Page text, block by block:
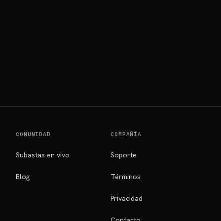
COMUNIDAD
Subastas en vivo
Blog
COMPAÑÍA
Soporte
Términos
Privacidad